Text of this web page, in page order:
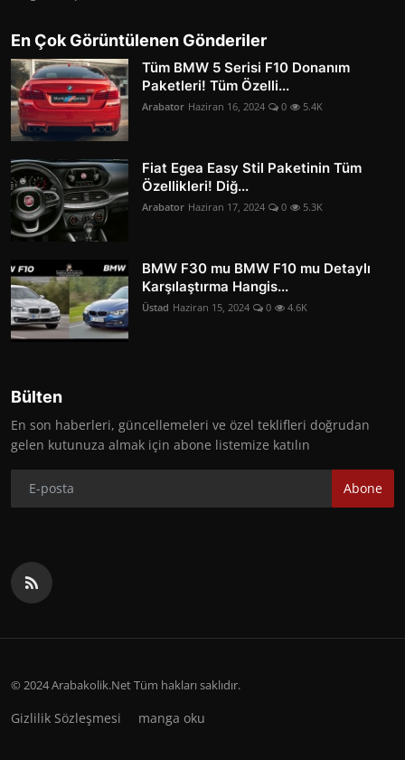
En Çok Görüntülenen Gönderiler
Tüm BMW 5 Serisi F10 Donanım
Paketleri! Tüm Özelli...
Arabator Haziran 16, 2024 0 5.4K
Fiat Egea Easy Stil Paketinin Tüm
Özellikleri! Diğ...
Arabator Haziran 17, 2024 0 5.3K
BMW F30 mu BMW F10 mu Detaylı
Karşılaştırma Hangis...
Üstad Haziran 15, 2024 0 4.6K
Bülten
En son haberleri, güncellemeleri ve özel teklifleri doğrudan
gelen kutunuza almak için abone listemize katılın
Abone
© 2024 Arabakolik.Net Tüm hakları saklıdır.
Gizlilik Sözleşmesi manga oku